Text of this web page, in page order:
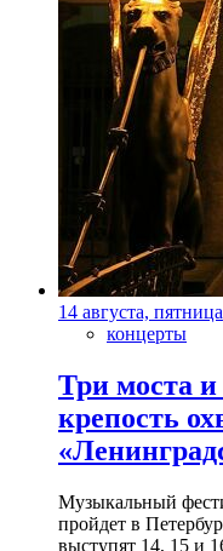
14 августа, пятница
концерты
Три моста
крепость
Музыкальный
пройдет в
выступят 14, 15 и